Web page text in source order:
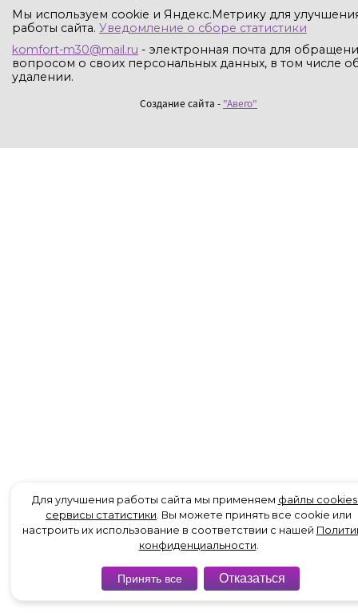
Мы используем cookie и Яндекс.Метрику для
работы сайта. Уведомление о сборе статистики
komfort-m30@mail.ru - электронная почта для
вопросом о своих персональных данных, в том числе
удалении.
Создание сайта - "Авего"
Для улучшения работы сайта мы применяем файлы cookies
сервисы статистики. Вы можете принять все cookie или
настроить их использование в соответствии с нашей
конфиденциальности.
Принять все Отказаться